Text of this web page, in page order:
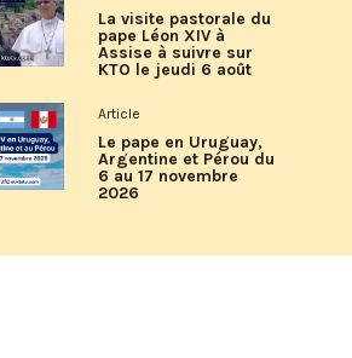
La visite pastorale du
pape Léon XIV à
Assise à suivre sur
KTO le jeudi 6 août
Article
Le pape en Uruguay,
Argentine et Pérou du
6 au 17 novembre
2026